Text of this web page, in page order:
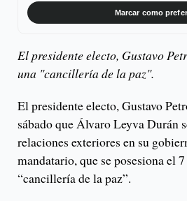
Marcar como
El presidente electo, Gustavo
una "cancillería de la paz".
El presidente electo, Gustavo
sábado que Álvaro Leyva Durán
relaciones exteriores en su
mandatario, que se posesiona el
“cancillería de la paz”.